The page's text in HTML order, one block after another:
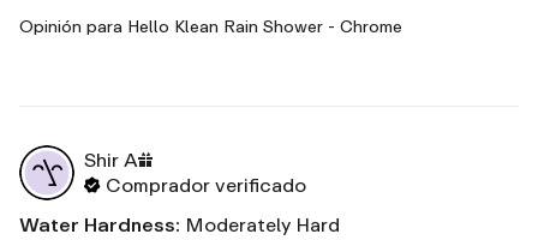
Opinión para Hello Klean Rain Shower - Chrome
Shir A
Comprador verificado
Water Hardness: Moderately Hard